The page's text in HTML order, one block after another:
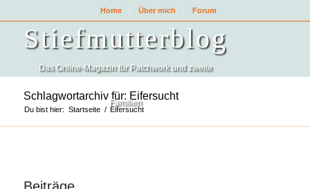
Home Über mich Forum
Stiefmutterblog
Das Online-Magazin für Patchwork und zweite
Familien
Schlagwortarchiv für: Eifersucht
Du bist hier: Startseite / Eifersucht